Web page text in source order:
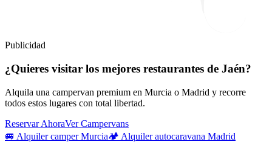
Publicidad
¿Quieres visitar los mejores restaurantes de Jaén?
Alquila una campervan premium en Murcia o Madrid y recorre
todos estos lugares con total libertad.
Reservar AhoraVer Campervans
🚐 Alquiler camper Murcia🏕️ Alquiler autocaravana Madrid